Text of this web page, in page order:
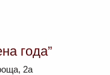
2а
года”